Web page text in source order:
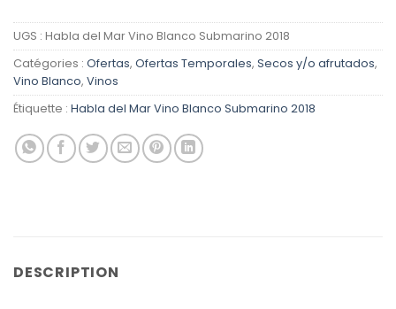
UGS : Habla del Mar Vino Blanco Submarino 2018
Catégories : Ofertas, Ofertas Temporales, Secos y/o afrutados,
Vino Blanco, Vinos
Étiquette : Habla del Mar Vino Blanco Submarino 2018
DESCRIPTION